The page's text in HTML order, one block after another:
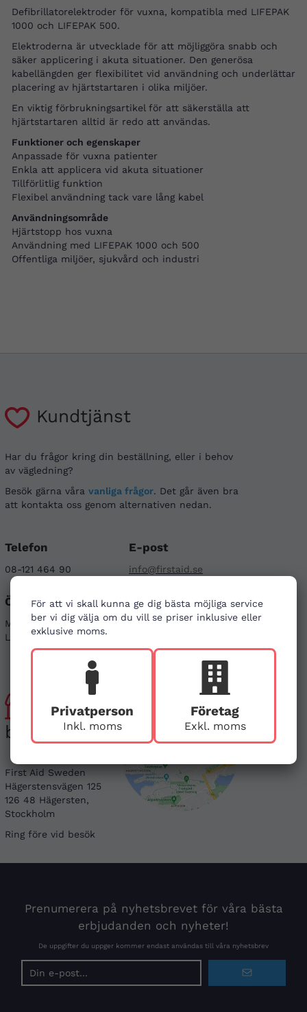
För att vi skall kunna ge dig bästa möjliga service
ber vi dig välja om du vill se priser inklusive eller
exklusive moms.
Privatperson
Inkl. moms
Företag
Exkl. moms
Defibrillatorelektroder för vuxna, kompatibla med LIFEPAK
1000 och LIFEPAK 500.
Elektroderna är utvecklade för att möjliggöra snabb och
säker applicering i akuta situationer. Den generösa
kabellängden ger flexibilitet vid användning och underlättar
placering av hjärtstartaren i olika miljöer.
En viktig förbrukningsartikel för att säkerställa att
hjärtstartaren alltid är redo att användas.
Funktioner och egenskaper
Anpassade för vuxna patienter
Enkla att applicera vid akuta situationer
Tillförlitlig funktion
Flexibel användning tack vare lång kabel
Användningsområde
Hjärtstopp hos vuxna
Användning med LIFEPAK 1000 och 500
Offentliga miljöer, sjukvård och industri
Kundtjänst
Har du frågor kring din beställning, eller i behov
av vägledning?
Besök gärna våra vanliga frågor. Det går även bra
att kontakta oss genom alternativen nedan.
Telefon
08-121 464 90
E-post
info@firstaid.se
Öppettider
Mån - Fre 08-17
Lör & Sön - stängt
Sociala medier
Linkedin
Besök
butiken
First Aid Sweden
Hägerstensvägen 125
126 48 Hägersten,
Stockholm
Ring före vid besök
Prenumerera på nyhetsbrevet för våra bästa
erbjudanden och nyheter!
De uppgifter du uppger kommer endast användas till våra nyhetsbrev